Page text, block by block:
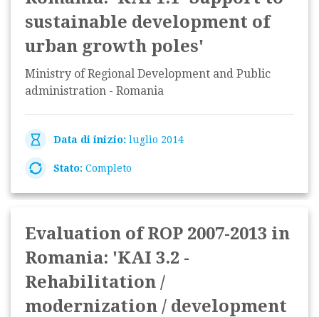
sustainable development of
urban growth poles'
Ministry of Regional Development and Public
administration - Romania
Data di inizio: luglio 2014
Stato: Completo
Evaluation of ROP 2007-2013 in
Romania: 'KAI 3.2 -
Rehabilitation /
modernization / development